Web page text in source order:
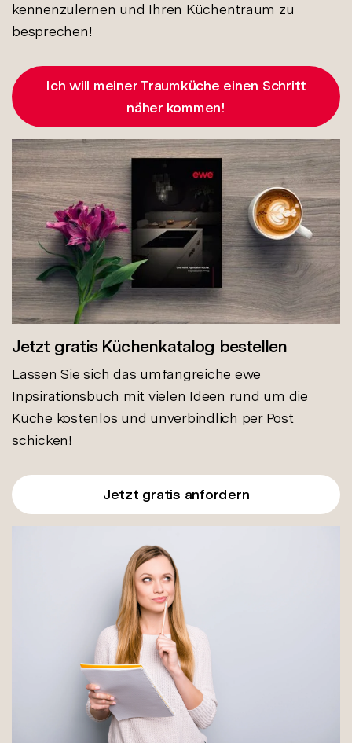
kennenzulernen und Ihren Küchentraum zu
besprechen!
Ich will meiner Traumküche einen Schritt
näher kommen!
Jetzt gratis Küchenkatalog bestellen
Lassen Sie sich das umfangreiche ewe
Inpsirationsbuch mit vielen Ideen rund um die
Küche kostenlos und unverbindlich per Post
schicken!
Jetzt gratis anfordern